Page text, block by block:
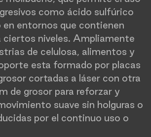
como ácido sulfúrico
en entornos que contienen
ciertos niveles. Ampliamente
de celulosa, alimentos y
esta formado por placas
cortadas a láser con otra
de grosor para reforzar y
suave sin holguras o
por el continuo uso o